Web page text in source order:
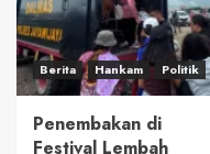
Berita Hankam Politik
Penembakan di
Festival Lembah